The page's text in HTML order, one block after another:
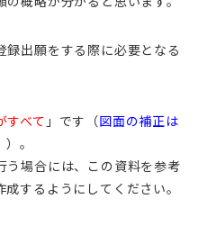
出願をする際に必要となる
すべて 」です（図面の補正は
）。
う場合には、この資料を参考
成するようにしてください。